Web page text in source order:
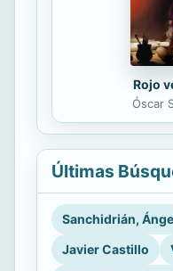
Rojo
Óscar
Últimas
Sanchidrián,
Javier Castillo